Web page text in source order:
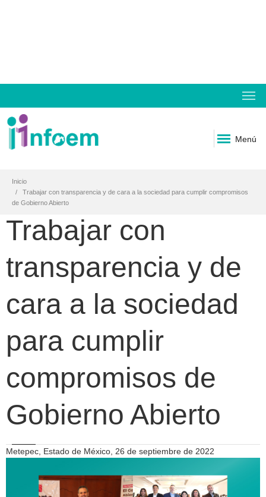
Menú
Inicio
Trabajar con transparencia y de cara a la sociedad para cumplir compromisos
de Gobierno Abierto
Trabajar con
transparencia y de
cara a la sociedad
para cumplir
compromisos de
Gobierno Abierto
Metepec, Estado de México, 26 de septiembre de 2022